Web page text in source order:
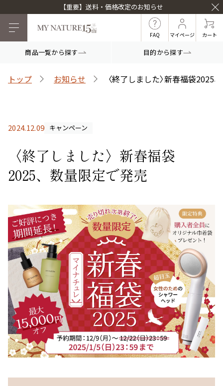
【重要】送料・価格改定のお知らせ
FAQ マイページ カート
商品一覧から探す
薬用スカルプシャンプ
ー
スカルプフローラブー
スター
スカルプリッチナイト
セラム
ヘアトリートメント
やわらかヘッドスパブ
やわらぐクッションブ
目的から探す
白髪ケア
トップ お知らせ 〈終了しました〉新春福袋2025
2024.12.09 キャンペーン
〈終了しました〉新春福袋
2025、数量限定で発売